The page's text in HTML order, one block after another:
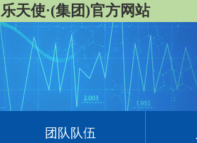
乐天使·(集团)官方网站
团队队伍